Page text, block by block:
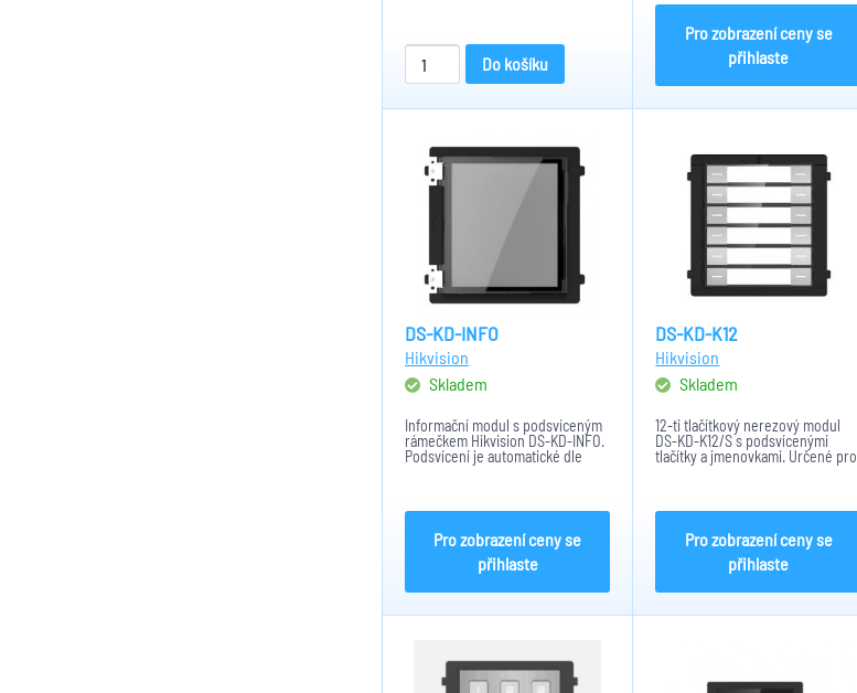
Do košíku
98,2x100,2x33,7 mm,...
Pro zobrazení ceny se
přihlaste
DS-KD-INFO
Hikvision
Skladem
Informační modul s podsvíceným
rámečkem Hikvision DS-KD-INFO.
Podsvícení je automatické dle
intezity okolního světla. Možnost
pomocí modulů,...
Pro zobrazení ceny se
přihlaste
DS-KD-K12
Hikvision
Skladem
12-ti tlačítkový nerezový modul
DS-KD-K12/S s podsvícenými
tlačítky a jmenovkami. Určené pro
povrchovou, tak i zápustnou
Pro zobrazení ceny se
přihlaste